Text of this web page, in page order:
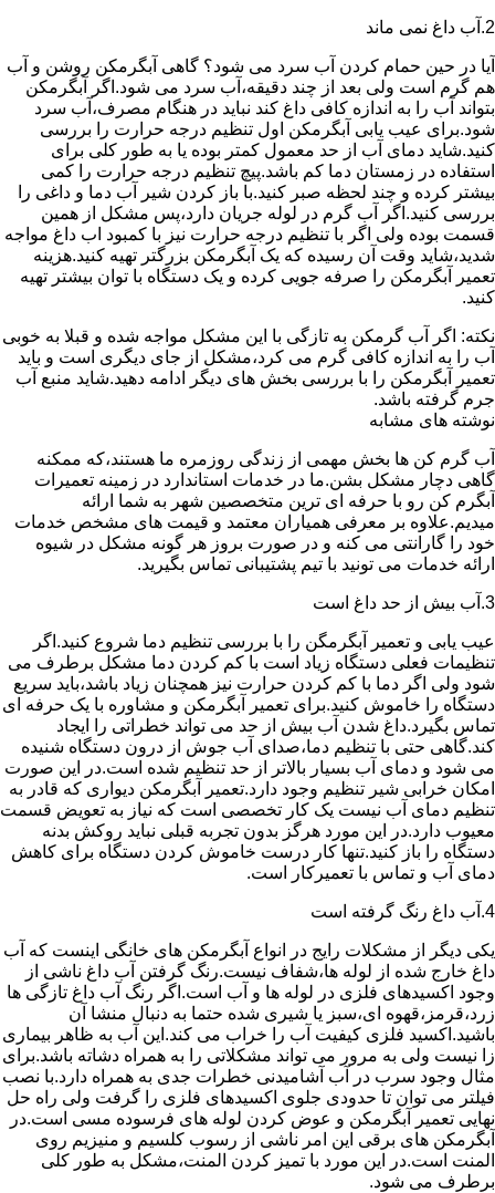
2.آب داغ نمی ماند
آیا در حین حمام کردن آب سرد می شود؟ گاهی آبگرمکن روشن و آب
هم گرم است ولی بعد از چند دقیقه،آب سرد می شود.اگر آبگرمکن
بتواند آب را به اندازه کافی داغ کند نباید در هنگام مصرف،آب سرد
شود.برای عیب یابی آبگرمکن اول تنظیم درجه حرارت را بررسی
کنید.شاید دمای آب از حد معمول کمتر بوده یا به طور کلی برای
استفاده در زمستان دما کم باشد.پیچ تنظیم درجه حرارت را کمی
بیشتر کرده و چند لحظه صبر کنید.با باز کردن شیر آب دما و داغی را
بررسی کنید.اگر آب گرم در لوله جریان دارد،پس مشکل از همین
قسمت بوده ولی اگر با تنظیم درجه حرارت نیز با کمبود اب داغ مواجه
شدید،شاید وقت آن رسیده که یک آبگرمکن بزرگتر تهیه کنید.هزینه
تعمیر آبگرمکن را صرفه جویی کرده و یک دستگاه با توان بیشتر تهیه
کنید.
نکته: اگر آب گرمکن به تازگی با این مشکل مواجه شده و قبلا به خوبی
آب را به اندازه کافی گرم می کرد،مشکل از جای دیگری است و باید
تعمیر آبگرمکن را با بررسی بخش های دیگر ادامه دهید.شاید منبع آب
جرم گرفته باشد.
نوشته های مشابه
آب گرم کن ها بخش مهمی از زندگی روزمره ما هستند،که ممکنه
گاهی دچار مشکل بشن.ما در خدمات استاندارد در زمینه تعمیرات
آبگرم کن رو با حرفه ای ترین متخصصین شهر به شما ارائه
میدیم.علاوه بر معرفی همیاران معتمد و قیمت های مشخص خدمات
خود را گارانتی می کنه و در صورت بروز هر گونه مشکل در شیوه
ارائه خدمات می تونید با تیم پشتیبانی تماس بگیرید.
3.آب بیش از حد داغ است
عیب یابی و تعمیر آبگرمگن را با بررسی تنظیم دما شروع کنید.اگر
تنظیمات فعلی دستگاه زیاد است با کم کردن دما مشکل برطرف می
شود ولی اگر دما با کم کردن حرارت نیز همچنان زیاد باشد،باید سریع
دستگاه را خاموش کنید.برای تعمیر آبگرمکن و مشاوره با یک حرفه ای
تماس بگیرد.داغ شدن آب بیش از حد می تواند خطراتی را ایجاد
کند.گاهی حتی با تنظیم دما،صدای آب جوش از درون دستگاه شنیده
می شود و دمای آب بسیار بالاتر از حد تنظیم شده است.در این صورت
امکان خرابی شیر تنظیم وجود دارد.تعمیر آبگرمکن دیواری که قادر به
تنظیم دمای آب نیست یک کار تخصصی است که نیاز به تعویض قسمت
معیوب دارد.در این مورد هرگز بدون تجربه قبلی نباید روکش بدنه
دستگاه را باز کنید.تنها کار درست خاموش کردن دستگاه برای کاهش
دمای آب و تماس با تعمیرکار است.
4.آب داغ رنگ گرفته است
یکی دیگر از مشکلات رایج در انواع آبگرمکن های خانگی اینست که آب
داغ خارج شده از لوله ها،شفاف نیست.رنگ گرفتن آب داغ ناشی از
وجود اکسیدهای فلزی در لوله ها و آب است.اگر رنگ آب داغ تازگی ها
زرد،قرمز،قهوه ای،سبز یا شیری شده حتما به دنبال منشا آن
باشید.اکسید فلزی کیفیت آب را خراب می کند.این آب به ظاهر بیماری
زا نیست ولی به مرور می تواند مشکلاتی را به همراه دشاته باشد.برای
مثال وجود سرب در آب آشامیدنی خطرات جدی به همراه دارد.با نصب
فیلتر می توان تا حدودی جلوی اکسیدهای فلزی را گرفت ولی راه حل
نهایی تعمیر آبگرمکن و عوض کردن لوله های فرسوده مسی است.در
آبگرمکن های برقی این امر ناشی از رسوب کلسیم و منیزیم روی
المنت است.در این مورد با تمیز کردن المنت،مشکل به طور کلی
برطرف می شود.